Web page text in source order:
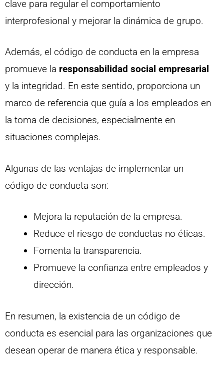
clave para regular el comportamiento
interprofesional y mejorar la dinámica de grupo.
Además, el código de conducta en la empresa
promueve la responsabilidad social empresarial
y la integridad. En este sentido, proporciona un
marco de referencia que guía a los empleados en
la toma de decisiones, especialmente en
situaciones complejas.
Algunas de las ventajas de implementar un
código de conducta son:
Mejora la reputación de la empresa.
Reduce el riesgo de conductas no éticas.
Fomenta la transparencia.
Promueve la confianza entre empleados y
dirección.
En resumen, la existencia de un código de
conducta es esencial para las organizaciones que
desean operar de manera ética y responsable.